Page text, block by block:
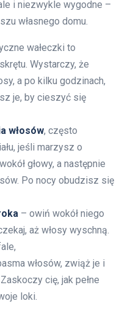
i niezwykle wygodne –
własnego domu.
wałeczki to
Wystarczy, że
a po kilku godzinach,
je, by cieszyć się
włosów, często
jeśli marzysz o
głowy, a następnie
Po nocy obudzisz się
– owiń wokół niego
aż włosy wyschną.
włosów, zwiąż je i
cię, jak pełne
loki.